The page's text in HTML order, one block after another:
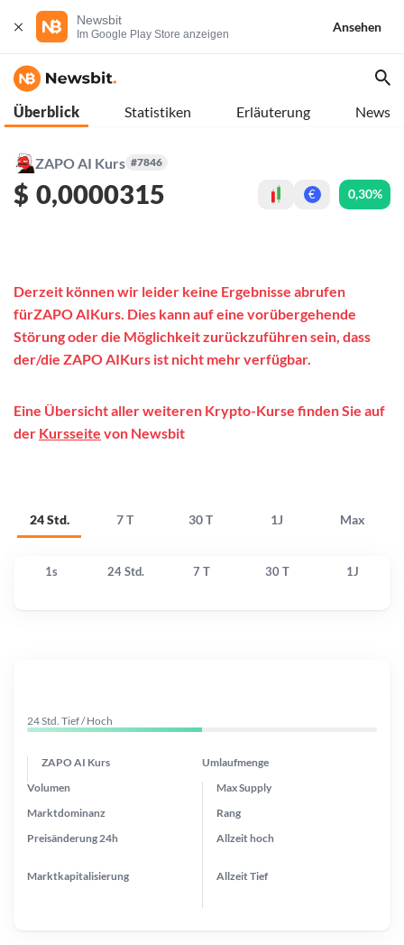
Newsbit
Im Google Play Store anzeigen
Ansehen
Überblick Statistiken Erläuterung News
ZAPO AI Kurs #7846
$ 0,0000315 € 0,30%
24 Std. 7 T 30 T 1J Max
Derzeit können wir leider keine Ergebnisse abrufen
fürZAPO AIKurs. Dies kann auf eine vorübergehende
Störung oder die Möglichkeit zurückzuführen sein, dass
der/die ZAPO AIKurs ist nicht mehr verfügbar.
Eine Übersicht aller weiteren Krypto-Kurse finden Sie auf
der Kursseite von Newsbit
1s 24 Std. 7 T 30 T 1J
24 Std. Tief / Hoch
ZAPO AI Kurs Umlaufmenge
Preisänderung 24h
Max Supply
Marktdominanz
Marktkapitalisierung
Volumen
Rang
Allzeithoch
AllzeitTief